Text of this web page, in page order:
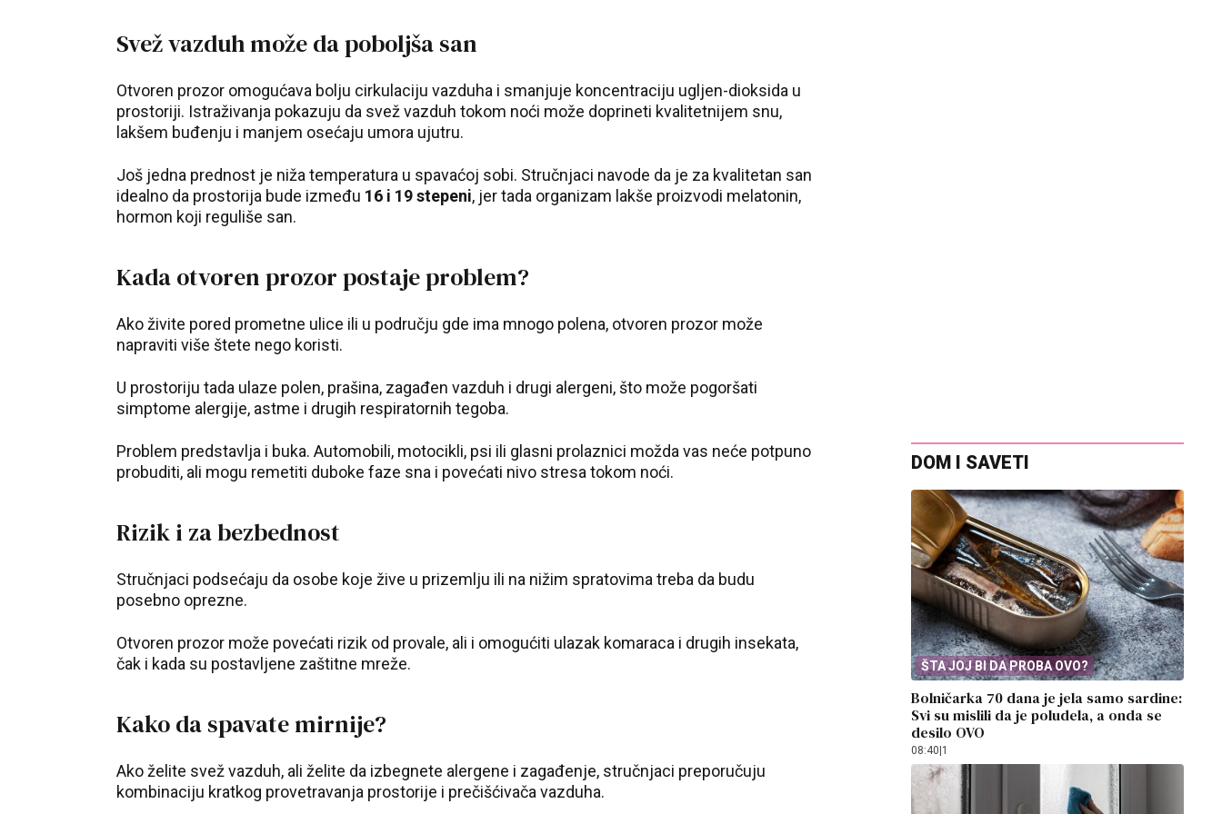
Svež vazduh može da poboljša san
Otvoren prozor omogućava bolju cirkulaciju vazduha i smanjuje koncentraciju ugljen-dioksida u
prostoriji. Istraživanja pokazuju da svež vazduh tokom noći može doprineti kvalitetnijem snu,
lakšem buđenju i manjem osećaju umora ujutru.
Još jedna prednost je niža temperatura u spavaćoj sobi. Stručnjaci navode da je za kvalitetan san
idealno da prostorija bude između 16 i 19 stepeni, jer tada organizam lakše proizvodi melatonin,
hormon koji reguliše san.
Kada otvoren prozor postaje problem?
Ako živite pored prometne ulice ili u području gde ima mnogo polena, otvoren prozor može
napraviti više štete nego koristi.
U prostoriju tada ulaze polen, prašina, zagađen vazduh i drugi alergeni, što može pogoršati
simptome alergije, astme i drugih respiratornih tegoba.
Problem predstavlja i buka. Automobili, motocikli, psi ili glasni prolaznici možda vas neće potpuno
probuditi, ali mogu remetiti duboke faze sna i povećati nivo stresa tokom noći.
Rizik i za bezbednost
Stručnjaci podsećaju da osobe koje žive u prizemlju ili na nižim spratovima treba da budu
posebno oprezne.
Otvoren prozor može povećati rizik od provale, ali i omogućiti ulazak komaraca i drugih insekata,
čak i kada su postavljene zaštitne mreže.
Kako da spavate mirnije?
Ako želite svež vazduh, ali želite da izbegnete alergene i zagađenje, stručnjaci preporučuju
kombinaciju kratkog provetravanja prostorije i prečišćivača vazduha.
DOM I SAVETI
ŠTA JOJ BI DA PROBA OVO?
Bolničarka 70 dana je jela samo sardine:
Svi su mislili da je poludela, a onda se
desilo OVO
08:40 1